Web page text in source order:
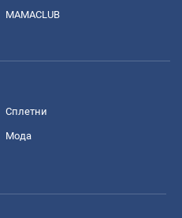
MAMACLUB
Сплетни
Мода